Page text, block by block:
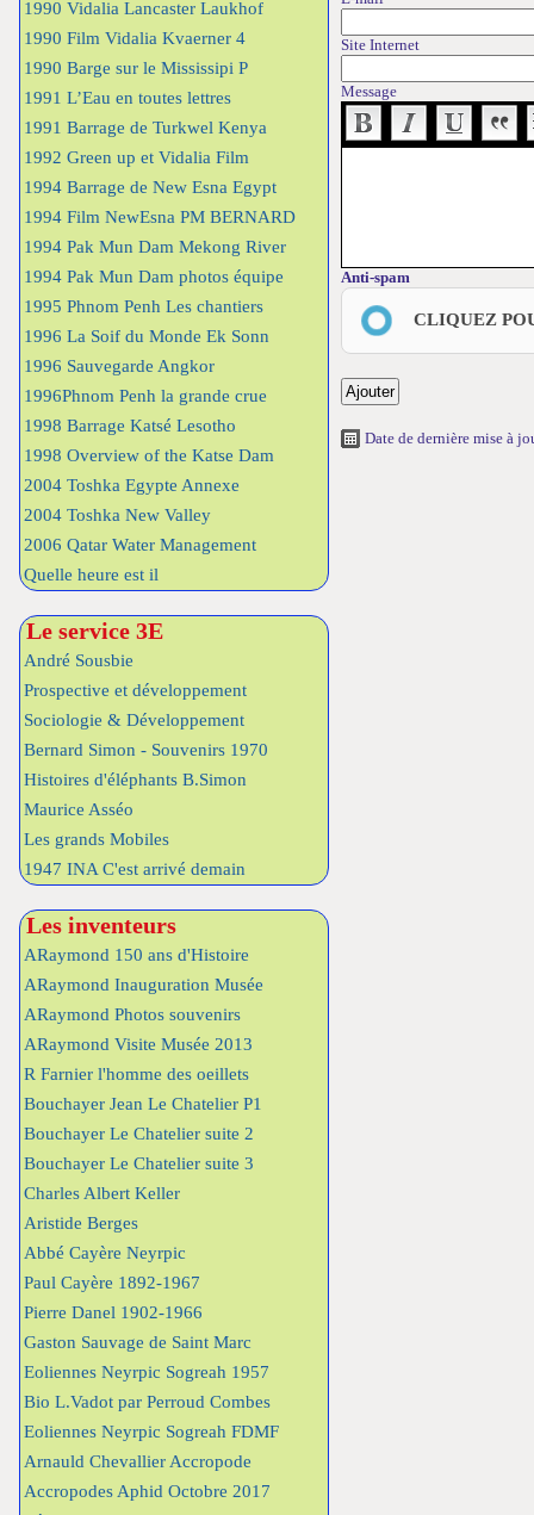
1990 Vidalia Lancaster Laukhof
1990 Film Vidalia Kvaerner 4
1990 Barge sur le Mississipi P
1991 L’Eau en toutes lettres
1991 Barrage de Turkwel Kenya
1992 Green up et Vidalia Film
1994 Barrage de New Esna Egypt
1994 Film NewEsna PM BERNARD
1994 Pak Mun Dam Mekong River
1994 Pak Mun Dam photos équipe
1995 Phnom Penh Les chantiers
1996 La Soif du Monde Ek Sonn
1996 Sauvegarde Angkor
1996Phnom Penh la grande crue
1998 Barrage Katsé Lesotho
1998 Overview of the Katse Dam
2004 Toshka Egypte Annexe
2004 Toshka New Valley
2006 Qatar Water Management
Quelle heure est il
Le service 3E
André Sousbie
Prospective et développement
Sociologie & Développement
Bernard Simon - Souvenirs 1970
Histoires d'éléphants B.Simon
Maurice Asséo
Les grands Mobiles
1947 INA C'est arrivé demain
Les inventeurs
ARaymond 150 ans d'Histoire
ARaymond Inauguration Musée
ARaymond Photos souvenirs
ARaymond Visite Musée 2013
R Farnier l'homme des oeillets
Bouchayer Jean Le Chatelier P1
Bouchayer Le Chatelier suite 2
Bouchayer Le Chatelier suite 3
Charles Albert Keller
Aristide Berges
Abbé Cayère Neyrpic
Paul Cayère 1892-1967
Pierre Danel 1902-1966
Gaston Sauvage de Saint Marc
Eoliennes Neyrpic Sogreah 1957
Bio L.Vadot par Perroud Combes
Eoliennes Neyrpic Sogreah FDMF
Arnauld Chevallier Accropode
Accropodes Aphid Octobre 2017
Site Internet
Message
Anti-spam
CLIQUEZ
Date de dernière mise à